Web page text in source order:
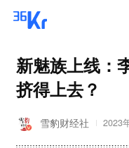
新魅族上线：
挤得上去？
雪豹财经社 2023